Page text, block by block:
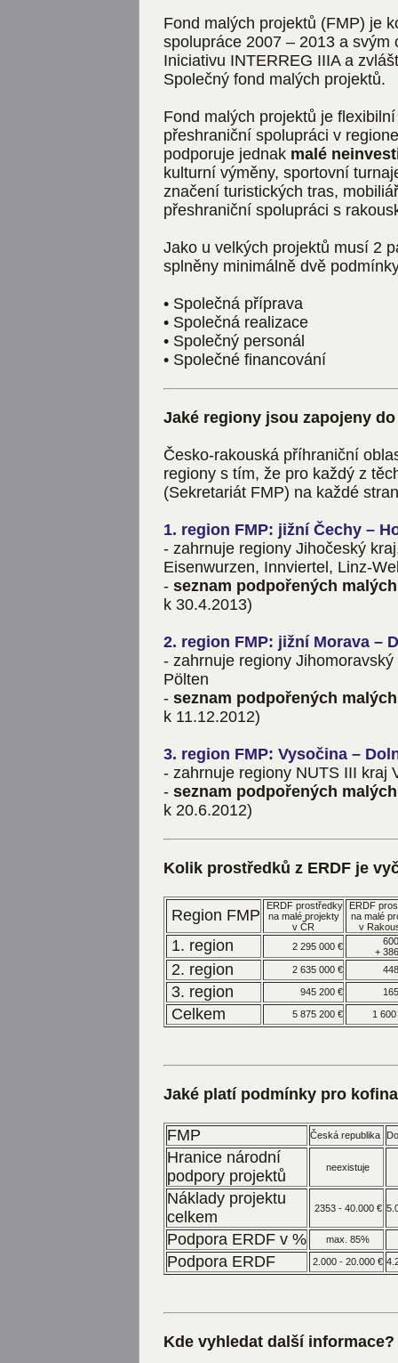
Fond malých projektů (FMP) je
spolupráce 2007 – 2013 a
Iniciativu INTERREG IIIA a
Společný fond malých projektů.
Fond malých projektů je
přeshraniční spolupráci v
podporuje jednak malé
kulturní výměny, sportovní
značení turistických tras,
přeshraniční spolupráci s
Jako u velkých projektů musí 2
splněny minimálně dvě
• Společná příprava
• Společná realizace
• Společný personál
• Společné financování
Jaké regiony jsou zapojeny
Česko-rakouská příhraniční
regiony s tím, že pro každý z
(Sekretariát FMP) na každé
1. region FMP: jižní Čechy –
- zahrnuje regiony Jihočeský
Eisenwurzen, Innviertel, Linz-
- seznam podpořených
k 30.4.2013)
2. region FMP: jižní Morava –
- zahrnuje regiony
Pölten
- seznam podpořených
k 11.12.2012)
3. region FMP: Vysočina –
- zahrnuje regiony NUTS III kraj
- seznam podpořených
k 20.6.2012)
Kolik prostředků z ERDF je
Region FMP
ERDF prostředky
na malé projekty
v ČR
ERDF
na malé
v
1. region 2 295 000 €
+
2. region 2 635 000 €
3. region 945 200 €
Celkem 5 875 200 € 1
Jaké platí podmínky pro
FMP Česká republika
Hranice národní
podpory projektů
neexistuje
Náklady projektu
celkem
2353 - 40.000 €
Podpora ERDF v % max. 85%
Podpora ERDF 2.000 - 20.000 €
Kde vyhledat další informace?